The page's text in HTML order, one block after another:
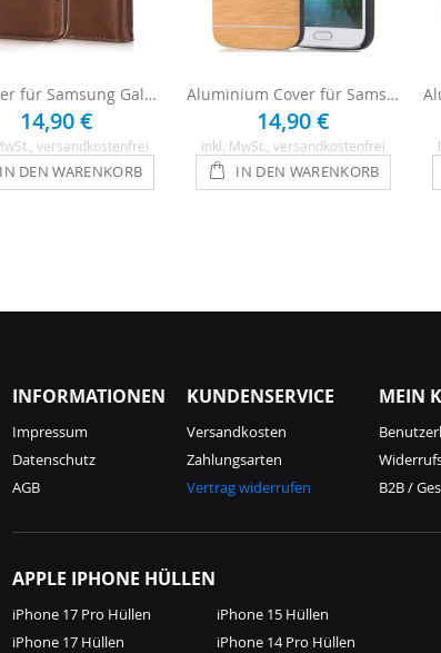
Flipcover für Samsung Galaxy S6 - Braun
14,90 €
, versandkostenfrei
IN DEN WARENKORB
Aluminium Cover für Samsung Galaxy S6 - Gold
14,90 €
Inkl. MwSt. , versandkostenfrei
IN DEN WARENKORB
INFORMATIONEN
Impressum
Datenschutz
AGB
KUNDENSERVICE
Versandkosten
Zahlungsarten
Vertrag widerrufen
MEIN
B2B /
APPLE IPHONE HÜLLEN
iPhone 17 Pro Hüllen
iPhone 17 Hüllen
iPhone 15 Hüllen
iPhone 14 Pro Hüllen